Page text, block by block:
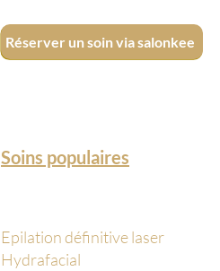
Réserver un soin via salonkee
Soins populaires
Epilation définitive laser
Hydrafacial